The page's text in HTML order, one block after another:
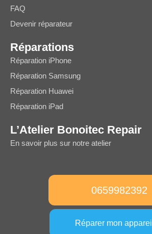
FAQ
Devenir réparateur
Réparations
Réparation iPhone
Réparation Samsung
Réparation Huawei
Réparation iPad
L’Atelier Bonoitec Repair
En savoir plus sur notre atelier
0659982392
Réparer mon appareil